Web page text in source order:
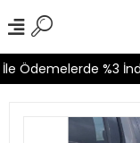
Ödemelerde %3